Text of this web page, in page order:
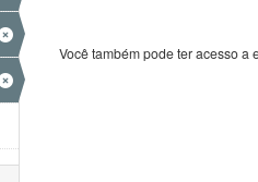
Você também pode ter acesso a